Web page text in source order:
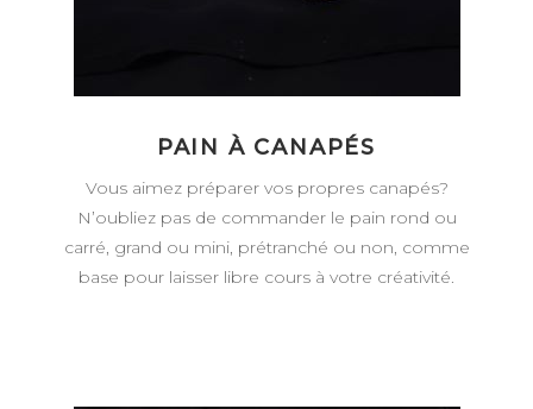
PAIN À CANAPÉS
Vous aimez préparer vos propres canapés?
N’oubliez pas de commander le pain rond ou
carré, grand ou mini, prétranché ou non, comme
base pour laisser libre cours à votre créativité.